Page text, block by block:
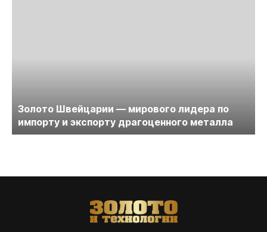
Золото Швейцарии — мирового лидера по
импорту и экспорту драгоценного металла